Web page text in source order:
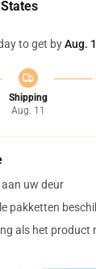
to get byAug.
Shipping
Aug. 11
uw deur
pakketten
als het product